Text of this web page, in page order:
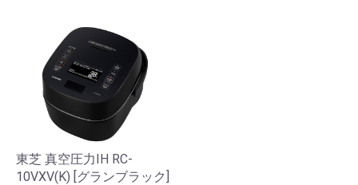
東芝 真空圧力IH RC-
10VXV(K) [グランブラック]